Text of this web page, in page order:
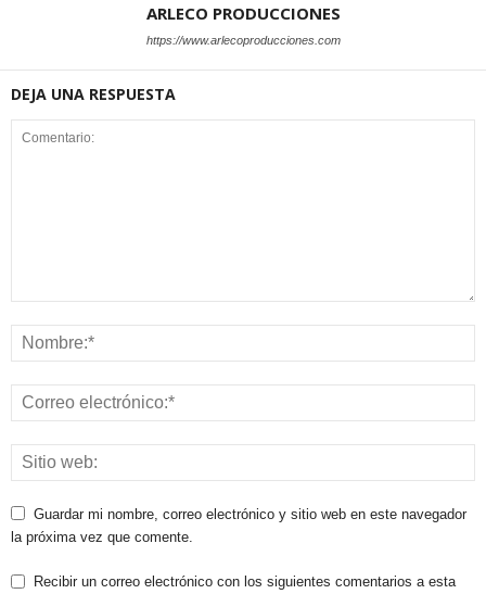
ARLECO PRODUCCIONES
https://www.arlecoproducciones.com
DEJA UNA RESPUESTA
Guardar mi nombre, correo electrónico y sitio web en este navegador
la próxima vez que comente.
Recibir un correo electrónico con los siguientes comentarios a esta